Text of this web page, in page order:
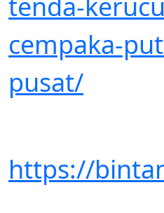
cempaka-
pusat/
https://